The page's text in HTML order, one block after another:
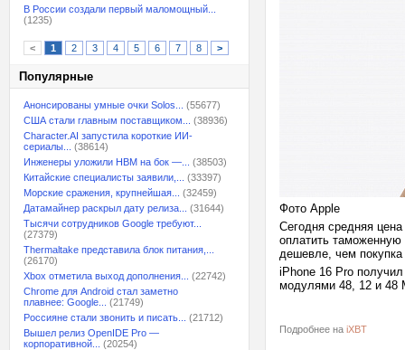
В России создали первый маломощный...
(1235)
< 1 2 3 4 5 6 7 8 >
Популярные
Анонсированы умные очки Solos...
(55677)
США стали главным поставщиком...
(38936)
Character.AI запустила короткие ИИ-
сериалы...
(38614)
Инженеры уложили HBM на бок —...
(38503)
Китайские специалисты заявили,...
(33397)
Морские сражения, крупнейшая...
(32459)
Датамайнер раскрыл дату релиза...
(31644)
Тысячи сотрудников Google требуют...
(27379)
Thermaltake представила блок питания,...
(26170)
Xbox отметила выход дополнения...
(22742)
Chrome для Android стал заметно
плавнее: Google...
(21749)
Россияне стали звонить и писать...
(21712)
Вышел релиз OpenIDE Pro —
корпоративной...
(20254)
Фото Apple
Сегодня средняя
оплатить таможенную
дешевле, чем
iPhone 16 Pro
модулями 48, 12 и 48
Подробнее на iXBT